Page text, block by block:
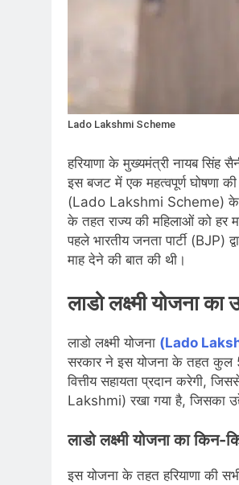
Lado Lakshmi Scheme
हरियाणा के मुख्यमंत्री नायब
इस बजट में एक महत्वपूर्ण घोषणा
(Lado Lakshmi Scheme) के
के तहत राज्य की महिलाओं को हर
पहले भारतीय जनता पार्टी (BJP)
माह देने की बात की थी।
लाडो लक्ष्मी योजना का
लाडो लक्ष्मी योजना (Lado
सरकार ने इस योजना के तहत कुल
वित्तीय सहायता प्रदान करेगी,
Lakshmi) रखा गया है, जिसका
लाडो लक्ष्मी योजना का
इस योजना के तहत हरियाणा की